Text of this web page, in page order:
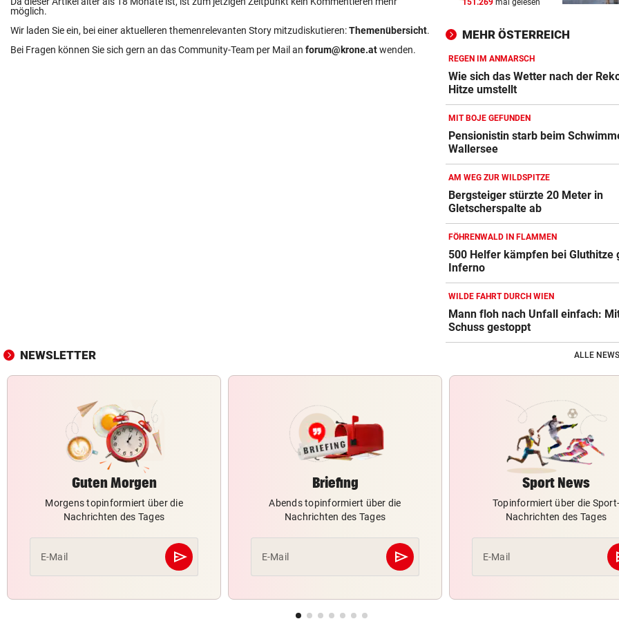
möglich.
Wir laden Sie ein, bei einer aktuelleren themenrelevanten Story mitzudiskutieren:Themenübersicht.
Bei Fragen können Sie sich gern an das Community-Team per Mail an forum@krone.atwenden.
WIR HATTEN 41,2 GRAD! vor
Erneuter Allzeit-Rekord ++
noch nicht vorbei
BEAMTE SIND AM ZUG vor 7
Feilschen um neue
geht munter weiter
POLIZEI SUCHT HINWEISE vor 7
Goldkettenräuber von Graz:
Weitere Opfer vermutet
151.269 mal gelesen
MEHR ÖSTERREICH
REGEN IM ANMARSCH
Wie sich das Wetter nach der
Hitze umstellt
MIT BOJE GEFUNDEN
Pensionistin starb beim
Wallersee
AM WEG ZUR WILDSPITZE
Bergsteiger stürzte 20 Meter in
Gletscherspalte ab
FÖHRENWALD IN FLAMMEN
500 Helfer kämpfen bei Gluthitze
Inferno
WILDE FAHRT DURCH WIEN
Mann floh nach Unfall einfach:
Schuss gestoppt
NEWSLETTER ALLE
Guten Morgen
Morgens topinformiert über die
Nachrichten des Tages
E-Mail send
Abschicken
Briefing
Abends topinformiert über die
Nachrichten des Tages
E-Mail send
Abschicken
Sport News
Topinformiert über die Sport-
Nachrichten des Tages
E-Mail